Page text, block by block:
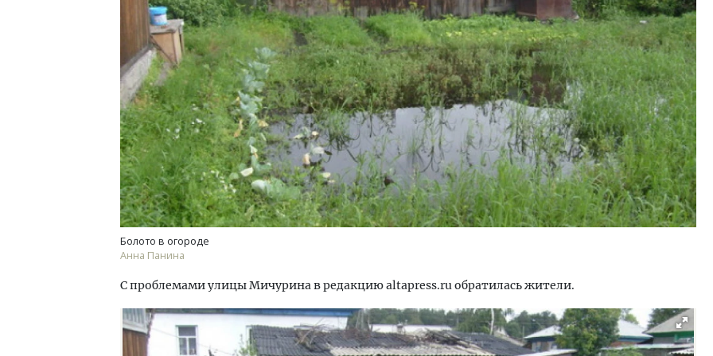
Болото в огороде
Анна Панина
С проблемами улицы Мичурина в редакцию altapress.ru обратилась жители.
Смелость архитектурных идей.
Генеральный директор компании
ЗИАС — об эстетике городов,
трендах в фасадах и развитии рынка
СТРОИТЕЛЬСТВО
Архитектурный код начинается с
земли. Мощение крупноформатными
плитами становится новым
стандартом благоустройства
СТРОИТЕЛЬСТВО
Ищем новые берега.
«Жилищной инициативы»
Гатилов — о том, как
оставаться на плаву,
штормит
СТРОИТЕЛЬСТВО